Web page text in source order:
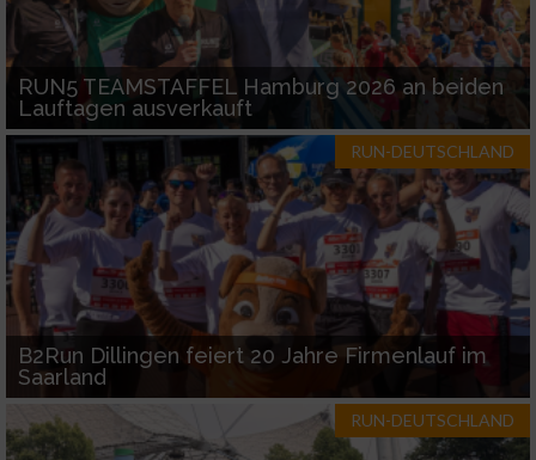
RUN5 TEAMSTAFFEL Hamburg 2026 an beiden
Lauftagen ausverkauft
RUN-DEUTSCHLAND
B2Run Dillingen feiert 20 Jahre Firmenlauf im
Saarland
RUN-DEUTSCHLAND
Funktional
Werbung